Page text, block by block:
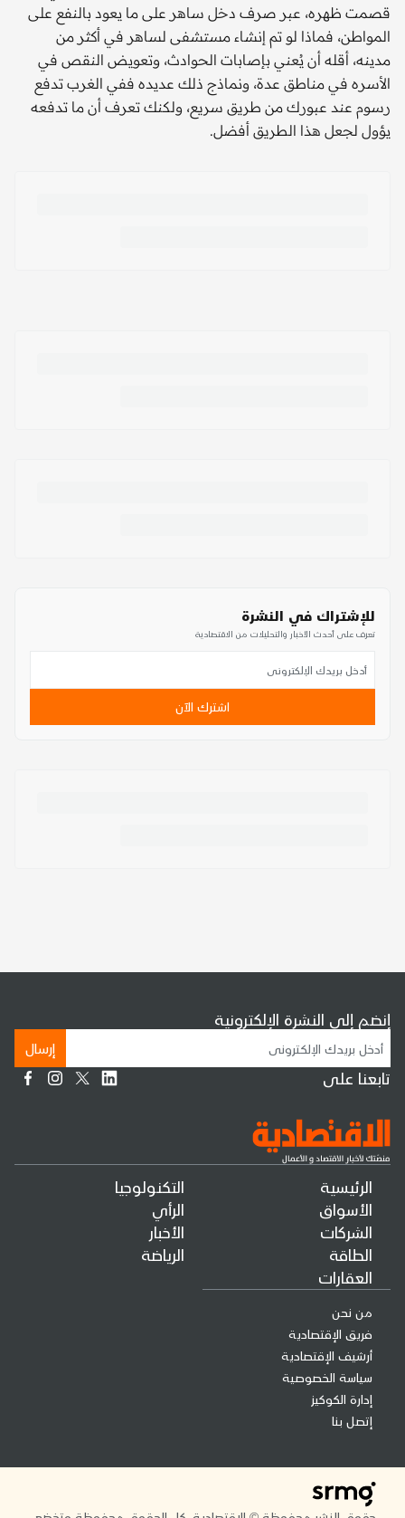
قصمت ظهره، عبر صرف دخل ساهر على ما يعود بالنفع على
المواطن، فماذا لو تم إنشاء مستشفى لساهر في أكثر من
مدينه، أقله أن يُعني بإصابات الحوادث، وتعويض النقص في
الأسره في مناطق عدة، ونماذج ذلك عديده ففي الغرب تدفع
رسوم عند عبورك من طريق سريع، ولكنك تعرف أن ما تدفعه
يؤول لجعل هذا الطريق أفضل.
للإشتراك في النشرة
تعرف على أحدث الأخبار والتحليلات من الاقتصادية
اشترك الآن
الرئيسية
الأسواق
الشركات
الطاقة
العقارات
التكنولوجيا
الرأي
الأخبار
الرياضة
من نحن
فريق الإقتصادية
أرشيف الإقتصادية
سياسة الخصوصية
إدارة الكوكيز
إتصل بنا
إنضم إلى النشرة الإلكترونية
إرسال
تابعنا على